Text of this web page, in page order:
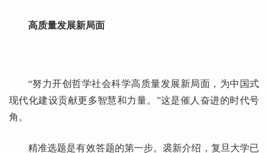
高质量发展新局面
“努力开创哲学社会科学高质量发展新局面，为中国式
现代化建设贡献更多智慧和力量。”这是催人奋进的时代号
角。
精准选题是有效答题的第一步。裘新介绍，复旦大学已